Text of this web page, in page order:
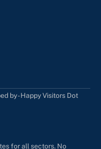
by - Happy Visitors Dot
for all sectors. No